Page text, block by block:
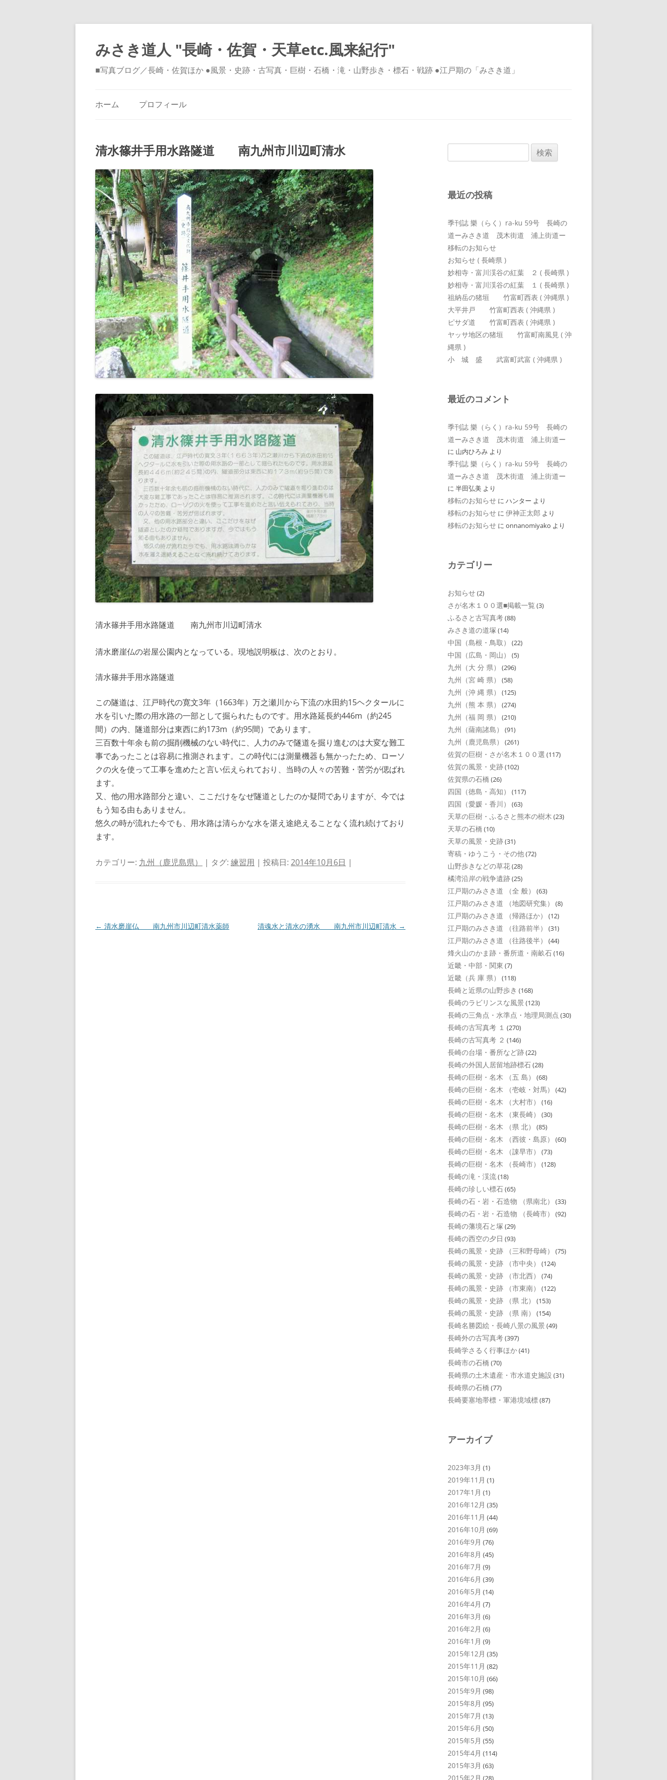
みさき道人 "長崎・佐賀・天草etc.風来紀行"
■写真ブログ／長崎・佐賀ほか ●風景・史跡・古写真・巨樹・石橋・滝・山野歩き・標石・戦跡 ●江戸期の「みさき道」
ッ
プ
ホーム プロフィール
清水篠井手用水路隧道 南九州市川辺町清水
清水篠井手用水路隧道 南九州市川辺町清水
清水磨崖仏の岩屋公園内となっている。現地説明板は、次のとおり。
清水篠井手用水路隧道
この隧道は、江戸時代の寛文3年（1663年）万之瀬川から下流の水田約15ヘクタールに
水を引いた際の用水路の一部として掘られたものです。用水路延長約446m（約245
間）の内、隧道部分は東西に約173m（約95間）であります。
三百数十年余も前の掘削機械のない時代に、人力のみで隧道を掘り進むのは大変な難工
事であったことは容易に推測されます。この時代には測量機器も無かったため、ローソ
クの火を使って工事を進めたと言い伝えられており、当時の人々の苦難・苦労が偲ばれ
ます。
又、他の用水路部分と違い、ここだけをなぜ隧道としたのか疑問でありますが、今では
もう知る由もありません。
悠久の時が流れた今でも、用水路は清らかな水を湛え途絶えることなく流れ続けており
ます。
カテゴリー: 九州（鹿児島県） | タグ: 練習用 | 投稿日: 2014年10月6日 |
投
← 清水磨崖仏 南九州市川辺町清水薬師 清魂水と清水の湧水 南九州市川辺町清水 →
索:
最近の投稿
季刊誌 樂（らく）ra-ku 59号 長崎の
道ーみさき道 茂木街道 浦上街道ー
移転のお知らせ
お知らせ ( 長崎県 )
妙相寺・富川渓谷の紅葉 ２ ( 長崎県 )
妙相寺・富川渓谷の紅葉 １ ( 長崎県 )
祖納岳の猪垣 竹富町西表 ( 沖縄県 )
大平井戸 竹富町西表 ( 沖縄県 )
ピサダ道 竹富町西表 ( 沖縄県 )
ヤッサ地区の猪垣 竹富町南風見 ( 沖
縄県 )
小 城 盛 武富町武富 ( 沖縄県 )
最近のコメント
季刊誌 樂（らく）ra-ku 59号 長崎の
道ーみさき道 茂木街道 浦上街道ー
に 山内ひろみ より
季刊誌 樂（らく）ra-ku 59号 長崎の
道ーみさき道 茂木街道 浦上街道ー
に 半田弘美 より
移転のお知らせ に ハンター より
移転のお知らせ に 伊神正太郎 より
移転のお知らせ に onnanomiyako より
カテゴリー
お知らせ(2)
さが名木１００選■掲載一覧 (3)
ふるさと古写真考(88)
みさき道の道塚 (14)
中国（島根・鳥取） (22)
中国（広島・岡山） (5)
九州（大 分 県） (296)
九州（宮 崎 県） (58)
九州（沖 縄 県） (125)
九州（熊 本 県） (274)
九州（福 岡 県） (210)
九州（薩南諸島） (91)
九州（鹿児島県） (261)
佐賀の巨樹・さが名木１００選 (117)
佐賀の風景・史跡(102)
佐賀県の石橋 (26)
四国（徳島・高知） (117)
四国（愛媛・香川） (63)
天草の巨樹・ふるさと熊本の樹木 (23)
天草の石橋 (10)
天草の風景・史跡(31)
寄稿・ゆうこう・その他(72)
山野歩きなどの草花(28)
橘湾沿岸の戦争遺跡(25)
江戸期のみさき道 （全 般） (63)
江戸期のみさき道 （地図研究集） (8)
江戸期のみさき道 （帰路ほか） (12)
江戸期のみさき道 （往路前半） (31)
江戸期のみさき道 （往路後半） (44)
烽火山のかま跡・番所道・南畝石(16)
近畿・中部・関東 (7)
近畿（兵 庫 県） (118)
長崎と近県の山野歩き (168)
長崎のラビリンスな風景 (123)
長崎の三角点・水準点・地理局測点 (30)
長崎の古写真考 １ (270)
長崎の古写真考 ２ (146)
長崎の台場・番所など跡(22)
長崎の外国人居留地跡標石(28)
長崎の巨樹・名木 （五 島） (68)
長崎の巨樹・名木 （壱岐・対馬） (42)
長崎の巨樹・名木 （大村市） (16)
長崎の巨樹・名木 （東長崎） (30)
長崎の巨樹・名木 （県 北） (85)
長崎の巨樹・名木 （西彼・島原） (60)
長崎の巨樹・名木 （諌早市） (73)
長崎の巨樹・名木 （長崎市） (128)
長崎の滝・渓流(18)
長崎の珍しい標石(65)
長崎の石・岩・石造物 （県南北） (33)
長崎の石・岩・石造物 （長崎市） (92)
長崎の藩境石と塚 (29)
長崎の西空の夕日 (93)
長崎の風景・史跡 （三和野母崎） (75)
長崎の風景・史跡 （市中央） (124)
長崎の風景・史跡 （市北西） (74)
長崎の風景・史跡 （市東南） (122)
長崎の風景・史跡 （県 北） (153)
長崎の風景・史跡 （県 南） (154)
長崎名勝図絵・長崎八景の風景 (49)
長崎外の古写真考(397)
長崎学さるく行事ほか(41)
長崎市の石橋 (70)
長崎県の土木遺産・市水道史施設 (31)
長崎県の石橋 (77)
長崎要塞地帯標・軍港境域標(87)
アーカイブ
2023年3月 (1)
2019年11月 (1)
2017年1月 (1)
2016年12月 (35)
2016年11月 (44)
2016年10月 (69)
2016年9月 (76)
2016年8月 (45)
2016年7月 (9)
2016年6月 (39)
2016年5月 (14)
2016年4月 (7)
2016年3月 (6)
2016年2月 (6)
2016年1月 (9)
2015年12月 (35)
2015年11月 (82)
2015年10月 (66)
2015年9月 (98)
2015年8月 (95)
2015年7月 (13)
2015年6月 (50)
2015年5月 (55)
2015年4月 (114)
2015年3月 (63)
2015年2月 (28)